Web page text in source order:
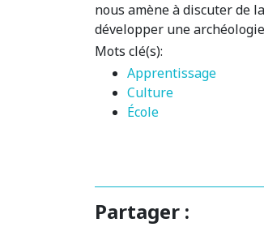
nous amène à discuter de
développer une
Mots clé(s):
Apprentissage
Culture
École
Partager :